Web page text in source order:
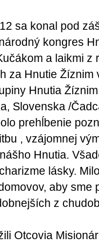
sa konal pod
kongres
a laikmi z
za Hnutie Žíznim
Hnutia
Slovenska /
prehĺbenie
, vzájomnej
Hnutia.
lásky.
aby sme
z
Otcovia